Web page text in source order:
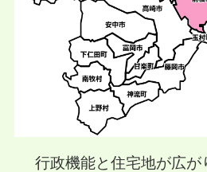
行政機能と住宅地が広が